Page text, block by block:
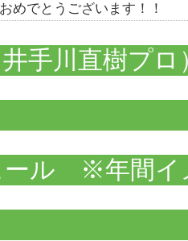
おめでとうございます！！
手川直樹プロ
ール ※年間イ